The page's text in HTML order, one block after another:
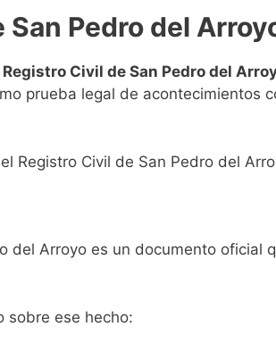
Pedro del
Registro Civil de San Pedro del
prueba legal de acontecimientos
Registro Civil de San Pedro del
del Arroyo es un documento oficial
sobre ese hecho: